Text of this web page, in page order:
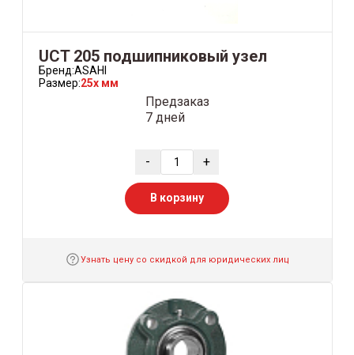
UCT 205 подшипниковый узел
Бренд:ASAHI
Размер:25x мм
Предзаказ
7 дней
- +
В корзину
Узнать цену со скидкой для юридических лиц